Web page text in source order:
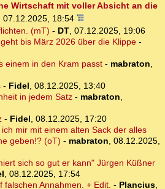
Wirtschaft mit voller Absicht an die
07.12.2025, 18:54
(mT) - DT, 07.12.2025, 19:06
bis März 2026 über die Klippe-
einem in den Kram passt- mabraton,
- Fidel, 08.12.2025, 13:40
in jedem Satz- mabraton,
- Fidel, 08.12.2025, 17:20
mir mit einem alten Sack der alles
geben!? (oT) - mabraton, 08.12.2025,
sich so gut er kann" Jürgen Küßner
, 08.12.2025, 17:54
falschen Annahmen. + Edit. - Plancius,